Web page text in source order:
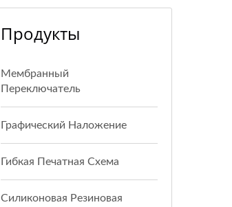
Продукты
Мембранный
Переключатель
Графический Наложение
Гибкая Печатная Схема
Силиконовая Резиновая